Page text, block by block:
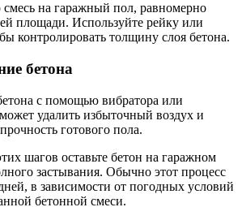
на гаражный пол, равномерно
площади. Используйте рейку или
контролировать толщину слоя бетона.
бетона
с помощью вибратора или
удалить избыточный воздух и
готового пола.
шагов оставьте бетон на гаражном
застывания. Обычно этот процесс
в зависимости от погодных условий
бетонной смеси.